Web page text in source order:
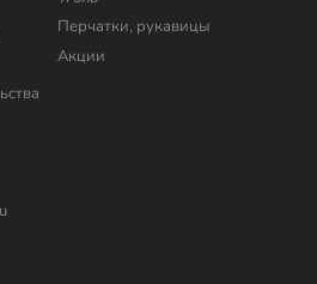
Перчатки, рукавицы
Акции